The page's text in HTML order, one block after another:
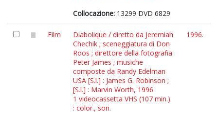
Collocazione: 13299 DVD 6829
Film
Diabolique / diretto da Jeremiah
Chechik ; sceneggiatura di Don
Roos ; direttore della fotografia
Peter James ; musiche
composte da Randy Edelman
USA [S.l.] : James G. Robinson ;
[S.l.] : Marvin Worth, 1996
1 videocassetta VHS (107 min.)
: color., son.
1996.